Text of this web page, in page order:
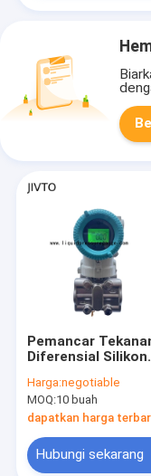
Pemancar
Diferensial Silikon
36VDC Dengan
Tampilan LED
Harga:negotiable
MOQ:10 buah
dapatkan harga
Hubungi sekarang